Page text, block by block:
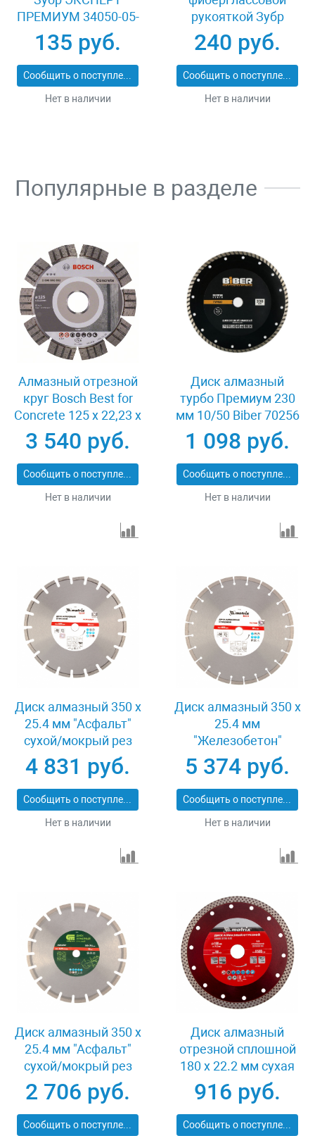
ПРЕМИУМ 34050-05-
25_z01
135 руб.
Сообщить о поступлении
Нет в наличии
рукояткой Зубр
ЭКСПЕРТ 2053-
60_z01
240 руб.
Сообщить о поступлении
Нет в наличии
Популярные в разделе
Алмазный отрезной
круг Bosch Best for
Concrete 125 x 22,23 x
2,2 x 12 mm
3 540 руб.
Сообщить о поступлении
Нет в наличии
Диск алмазный
турбо Премиум 230
мм 10/50 Biber 70256
1 098 руб.
Сообщить о поступлении
Нет в наличии
Диск алмазный 350 х
25.4 мм "Асфальт"
сухой/мокрый рез
Pro Matrix 731073
4 831 руб.
Сообщить о поступлении
Нет в наличии
Диск алмазный 350 х
25.4 мм
"Железобетон"
сухой/мокрый рез
Pro Matrix 731103
5 374 руб.
Сообщить о поступлении
Нет в наличии
Диск алмазный 350 х
25.4 мм "Асфальт"
сухой/мокрый рез
Сибртех 731013
2 706 руб.
Сообщить о поступлении
Диск алмазный
отрезной сплошной
180 х 22.2 мм сухая
резка Matrix
Professional 73128
916 руб.
Сообщить о поступлении